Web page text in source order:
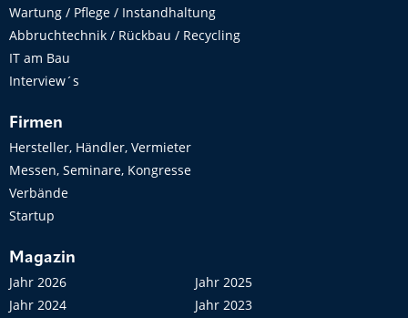
Wartung / Pflege / Instandhaltung
Abbruchtechnik / Rückbau / Recycling
IT am Bau
Interview´s
Firmen
Hersteller, Händler, Vermieter
Messen, Seminare, Kongresse
Verbände
Startup
Magazin
Jahr 2026
Jahr 2025
Jahr 2024
Jahr 2023